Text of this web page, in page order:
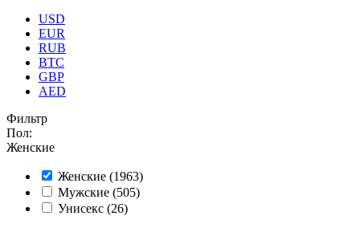
USD
EUR
RUB
BTC
GBP
AED
Фильтр
Пол:
Женские
Женские (1963)
Мужские (505)
Унисекс (26)